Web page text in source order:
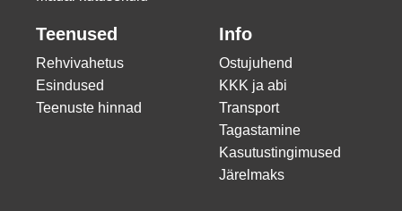
Teenused
Rehvivahetus
Esindused
Teenuste hinnad
Info
Ostujuhend
KKK ja abi
Transport
Tagastamine
Kasutustingimused
Järelmaks